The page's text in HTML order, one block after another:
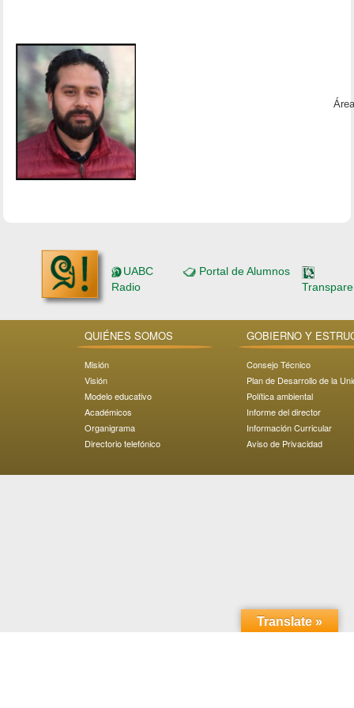
UABC
Radio
Portal de Alumnos
QUIÉNES SOMOS
Misión
Visión
Modelo educativo
Académicos
Organigrama
Directorio telefónico
GOBIERNO Y
Consejo Técnico
Plan de Desarrollo de la
Política ambiental
Informe del director
Información Curricular
Aviso de Privacidad
Translate »